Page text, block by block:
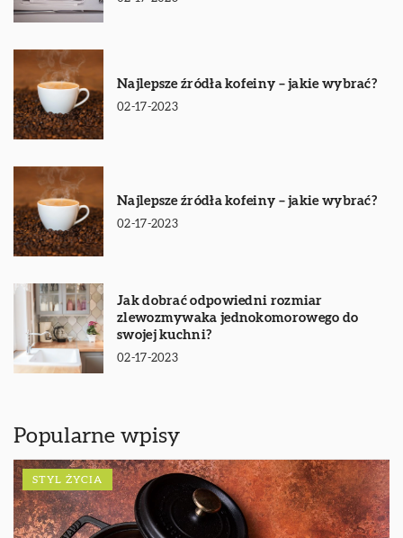
Najlepsze źródła kofeiny – jakie wybrać?
02-17-2023
Najlepsze źródła kofeiny – jakie wybrać?
02-17-2023
Jak dobrać odpowiedni rozmiar
zlewozmywaka jednokomorowego do
swojej kuchni?
02-17-2023
Popularne wpisy
STYL ŻYCIA